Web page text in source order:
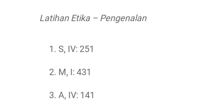
Latihan Etika – Pengenalan
S, IV: 251
M, I: 431
A, IV: 141